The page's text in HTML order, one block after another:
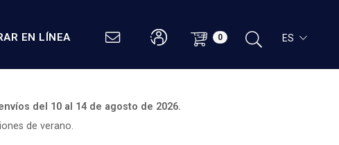
EN LÍNEA 0 ES
del 10 al 14 de agosto de 2026.
de verano.